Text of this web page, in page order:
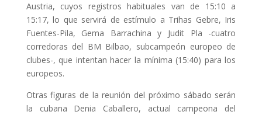
Austria, cuyos registros habituales van de 15:10 a
15:17, lo que servirá de estímulo a Trihas Gebre, Iris
Fuentes-Pila, Gema Barrachina y Judit Pla -cuatro
corredoras del BM Bilbao, subcampeón europeo de
clubes-, que intentan hacer la mínima (15:40) para los
europeos.
Otras figuras de la reunión del próximo sábado serán
la cubana Denia Caballero, actual campeona del